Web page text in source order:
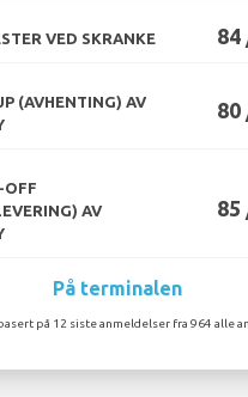
VED SKRANKE 84
(AVHENTING) AV
80
OFF
AV
85
På terminalen
på 12 siste anmeldelser fra 964 alle